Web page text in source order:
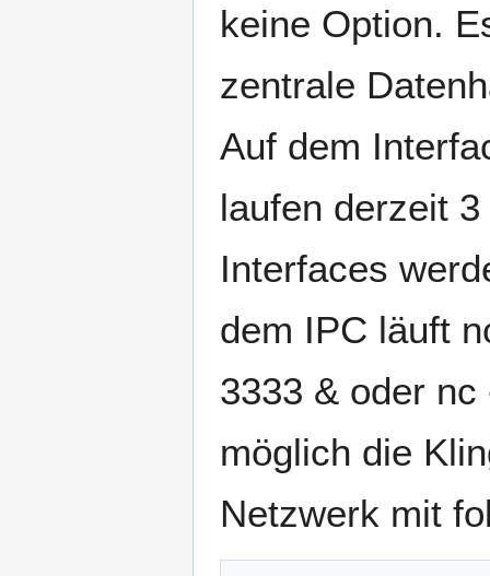
keine Option.
zentrale
Auf dem
laufen derzeit
Interfaces
dem IPC läuft
3333 & oder
möglich die
Netzwerk mit